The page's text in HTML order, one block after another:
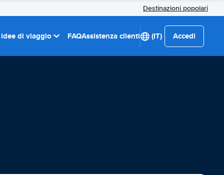
Destinazioni popolari
di viaggio FAQAssistenza clienti (IT) Accedi